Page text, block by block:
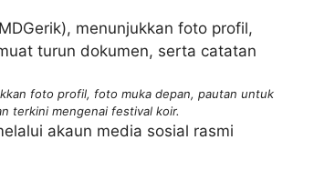
foto profil, foto muka depan, pautan untuk
terkini mengenai festival koir.
akaun media sosial rasmi